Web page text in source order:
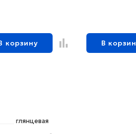
корзину В
глянцевая